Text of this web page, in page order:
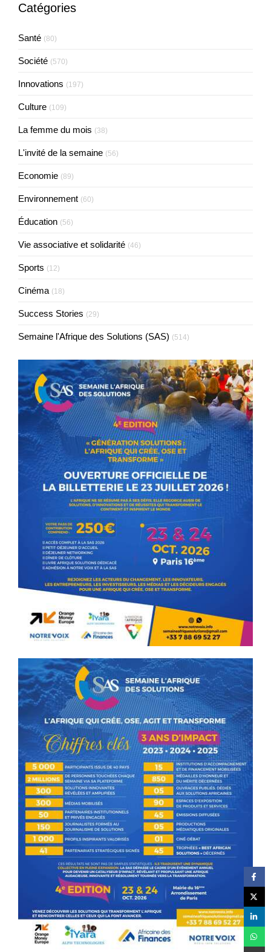
Catégories
Santé (80)
Société (570)
Innovations (197)
Culture (109)
La femme du mois (38)
L'invité de la semaine (56)
Economie (89)
Environnement (60)
Éducation (56)
Vie associative et solidarité (46)
Sports (12)
Cinéma (18)
Success Stories (29)
Semaine l'Afrique des Solutions (SAS) (514)